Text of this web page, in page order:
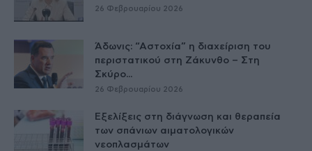
26 Φεβρουαρίου 2026
Άδωνις: “Αστοχία” η διαχείριση του
περιστατικού στη Ζάκυνθο – Στη
Σκύρο...
26 Φεβρουαρίου 2026
Εξελίξεις στη διάγνωση και θεραπεία
των σπάνιων αιματολογικών
νεοπλασμάτων